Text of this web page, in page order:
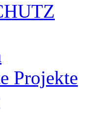
Projekte